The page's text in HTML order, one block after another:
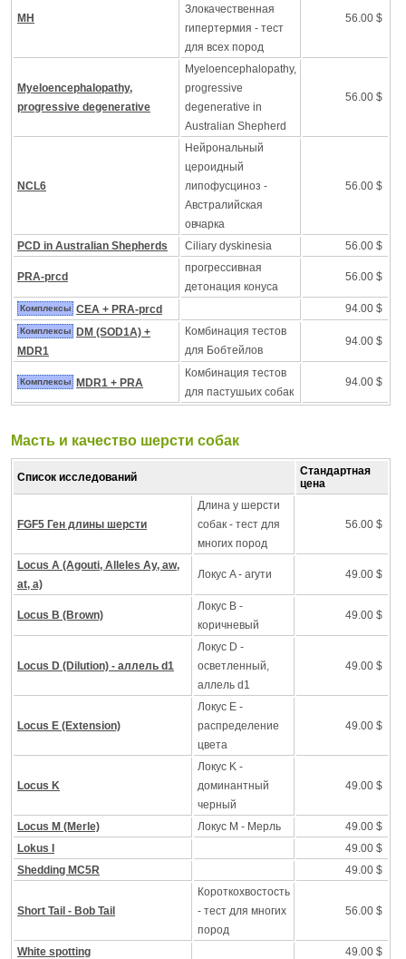
MH
Злокачественная
гипертермия - тест
для всех пород
56.00 $
Myeloencephalopathy,
progressive degenerative
Myeloencephalopathy,
progressive
degenerative in
Australian Shepherd
56.00 $
NCL6
Нейрональный
цероидный
липофусциноз -
Австралийская
овчарка
56.00 $
PCD in Australian Shepherds Ciliary dyskinesia 56.00 $
PRA-prcd
прогрессивная
детонация конуса
56.00 $
Комплексы CEA + PRA-prcd 94.00 $
Комплексы
DM (SOD1A) +
MDR1
Комбинация тестов
для Бобтейлов
94.00 $
Комплексы MDR1 + PRA
Комбинация тестов
для пастушьих собак
94.00 $
Масть и качество шерсти собак
Список исследований
Стандартная
цена
FGF5 Ген длины шерсти
Длина у шерсти
собак - тест для
многих пород
56.00 $
Locus A (Agouti, Alleles Ay, aw,
at, a)
Локус A - агути 49.00 $
Locus B (Brown)
Локус B -
коричневый
49.00 $
Locus D (Dilution) - аллель d1
Локус D -
осветленный,
аллель d1
49.00 $
Locus E (Extension)
Локус Е -
распределение
цвета
49.00 $
Locus K
Локус K -
доминантный
черный
49.00 $
Locus M (Merle) Локус M - Mерль
49.00 $
Lokus I
49.00 $
Shedding MC5R
49.00 $
Short Tail - Bob Tail
Короткохвостость
- тест для многих
пород
56.00 $
White spotting 49.00 $